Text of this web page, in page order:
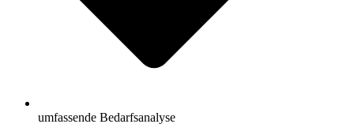
umfassende Bedarfsanalyse